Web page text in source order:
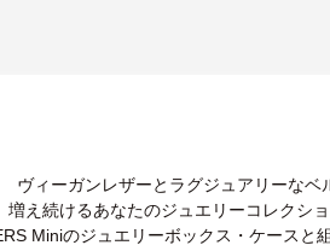
ヴィーガンレザーとラグジュアリーなベ
増え続けるあなたのジュエリーコレクシ
Miniのジュエリーボックス・ケースと